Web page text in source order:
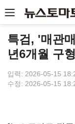
특검, '매관
년6개월 구형
입력: 2026-05-15
수정: 2026-05-15